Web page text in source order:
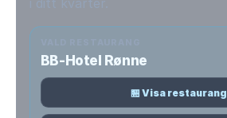
BB-Hotel Rønne
🏪 Visa restaurang